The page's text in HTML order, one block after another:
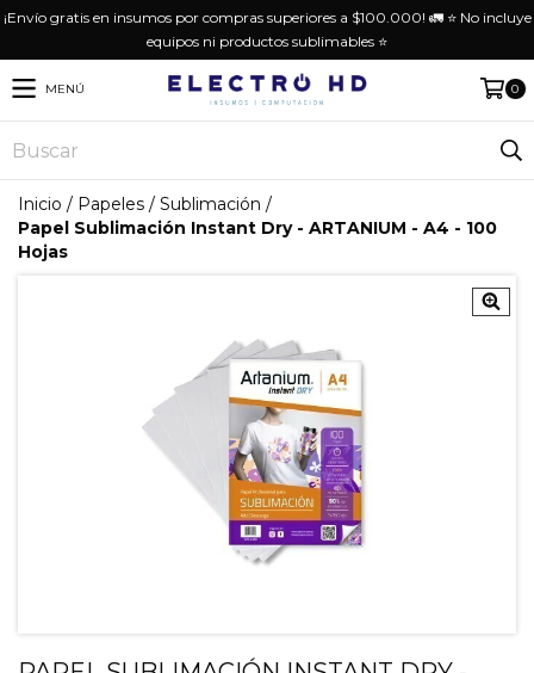
¡Envío gratis en insumos por compras superiores a $100.000! 🚛 ⭐️ No incluye
equipos ni productos sublimables ⭐️
MENÚ 0
Inicio / Papeles / Sublimación /
Papel Sublimación Instant Dry - ARTANIUM - A4 - 100
Hojas